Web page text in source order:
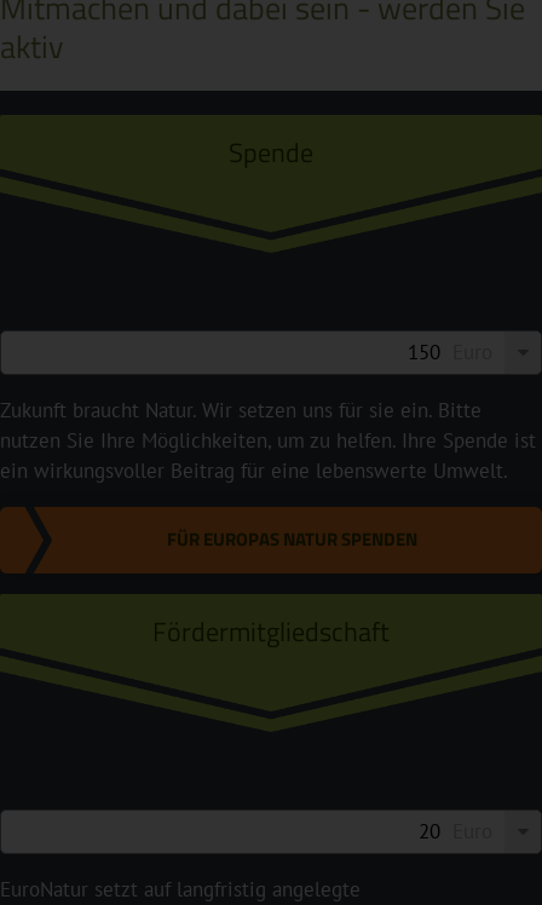
aktiv
Spende
Zukunft braucht Natur. Wir setzen uns für sie ein. Bitte
nutzen Sie Ihre Möglichkeiten, um zu helfen. Ihre Spende ist
ein wirkungsvoller Beitrag für eine lebenswerte Umwelt.
FÜR EUROPAS NATUR SPENDEN
Fördermitgliedschaft
EuroNatur setzt auf langfristig angelegte